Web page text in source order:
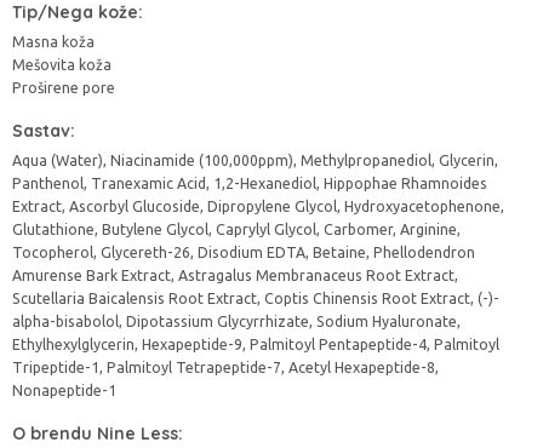
Tip/Nega kože:
Masna koža
Mešovita koža
Proširene pore
Sastav:
Aqua (Water), Niacinamide (100,000ppm), Methylpropanediol, Glycerin,
Panthenol, Tranexamic Acid, 1,2-Hexanediol, Hippophae Rhamnoides
Extract, Ascorbyl Glucoside, Dipropylene Glycol, Hydroxyacetophenone,
Glutathione, Butylene Glycol, Caprylyl Glycol, Carbomer, Arginine,
Tocopherol, Glycereth-26, Disodium EDTA, Betaine, Phellodendron
Amurense Bark Extract, Astragalus Membranaceus Root Extract,
Scutellaria Baicalensis Root Extract, Coptis Chinensis Root Extract, (-)-
alpha-bisabolol, Dipotassium Glycyrrhizate, Sodium Hyaluronate,
Ethylhexylglycerin, Hexapeptide-9, Palmitoyl Pentapeptide-4, Palmitoyl
Tripeptide-1, Palmitoyl Tetrapeptide-7, Acetyl Hexapeptide-8,
Nonapeptide-1
O brendu Nine Less: